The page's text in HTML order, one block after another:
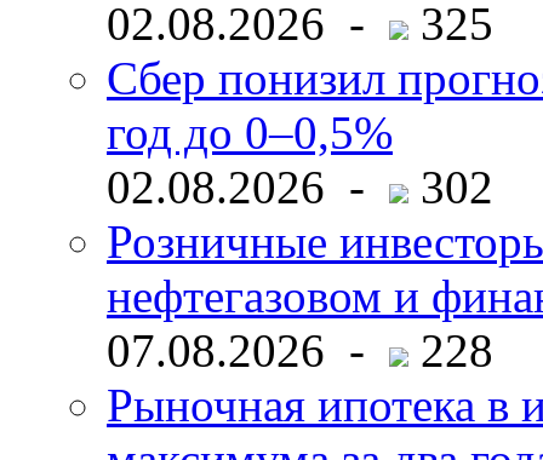
02.08.2026 -
325
Сбер понизил
год до 0–0,5%
02.08.2026 -
302
Розничные
нефтегазовом и
07.08.2026 -
228
Рыночная ипотека в